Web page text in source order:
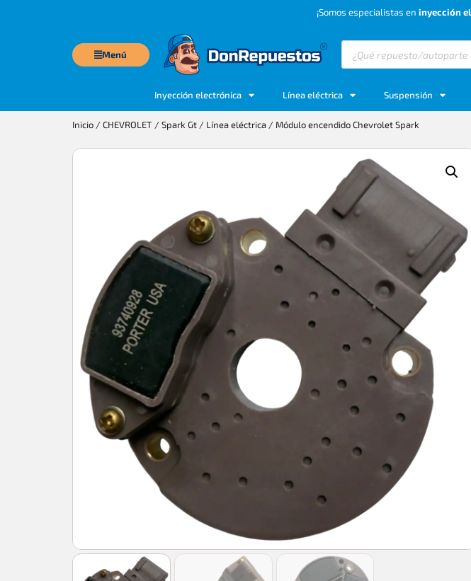
¡Somos especialistas en inyección
Menú
Inyección electrónica Línea eléctrica Suspensión
Inicio /CHEVROLET /Spark Gt / Línea eléctrica / Módulo encendido Chevrolet Spark